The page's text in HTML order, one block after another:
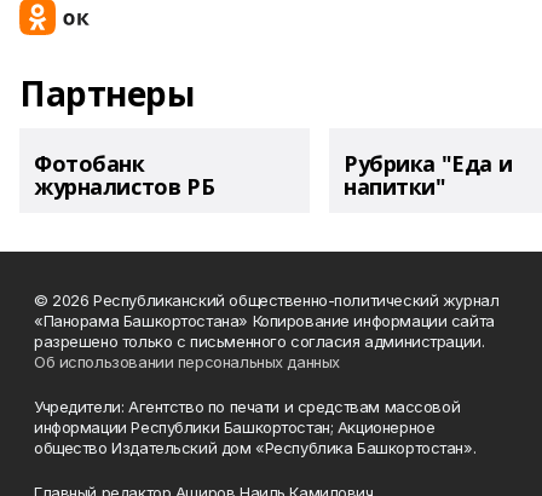
Партнеры
Фотобанк
журналистов РБ
Рубрика "Еда и
напитки"
© 2026 Республиканский общественно-политический журнал
«Панорама Башкортостана» Копирование информации сайта
разрешено только с письменного согласия администрации.
Об использовании персональных данных
Учредители: Агентство по печати и средствам массовой
информации Республики Башкортостан; Акционерное
общество Издательский дом «Республика Башкортостан».